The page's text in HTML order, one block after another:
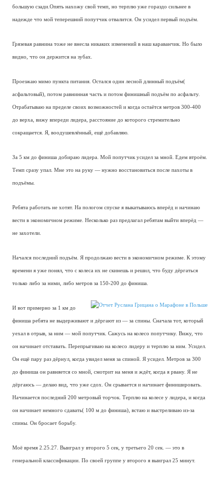
большую сзади.Опять нахожу свой темп, но терплю уже гораздо сильнее в
надежде что мой теперешний попутчик отвалится. Он усидел первый подъём.
Грязевая равнина тоже не внесла никаких изменений в наш караванчик. Но было
видно, что он держится на зубах.
Проезжаю мимо пункта питания. Остался один лесной длинный подъём(
асфальтовый), потом равнинная часть и потом финишный подъём по асфальту.
Отрабатываю на пределе своих возможностей и когда остаётся метров 300-400
до верха, вижу впереди лидера, расстояние до которого стремительно
сокращается. Я, воодушевлённый, ещё добавляю.
За 5 км до финиша добираю лидера. Мой попутчик усидел за мной. Едем втроём.
Темп сразу упал. Мне это на руку — нужно восстановиться после пахоты в
подъёмы.
Ребята работать не хотят. На пологом спуске я выкатываюсь вперёд и начинаю
вести в экономичном режиме. Несколько раз предлагал ребятам выйти вперёд —
не захотели.
Начался последний подъём. Я продолжаю вести в экономичном режиме. К этому
времени я уже понял, что с колеса их не скинешь и решил, что буду дёргаться
только либо за ними, либо метров за 150-200 до финиша.
И вот примерно за 1 км до
финиша ребята не выдерживают и дёргают из — за спины. Сначала тот, который
уехал в отрыв, за ним — мой попутчик. Сажусь на колесо попутчику. Вижу, что
он начинает отставать. Перепрыгиваю на колесо лидеру и терплю за ним. Усидел.
Он ещё пару раз дёрнул, когда увидел меня за спиной. Я усидел. Метров за 300
до финиша он равняется со мной, смотрит на меня и ждёт, когда я рвану. Я не
дёргаюсь — делаю вид, что уже сдох. Он срывается и начинает финишировать.
Начинается последний 200 метровый торчок. Терплю на колесе у лидера, и когда
он начинает немного сдавать( 100 м до финиша), встаю и выстреливаю из-за
спины. Он бросает борьбу.
Моё время 2.25.27. Выиграл у второго 5 сек, у третьего 20 сек. — это в
генеральной классификации. По своей группе у второго я выиграл 25 минут.